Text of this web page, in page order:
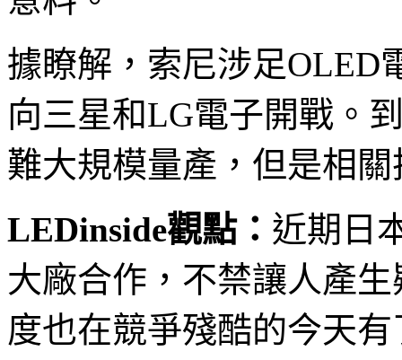
據瞭解，索尼涉足OLED
向三星和LG電子開戰。
難大規模量產，但是相
LEDinside觀點： 近期日
大廠合作，不禁讓人產
度也在競爭殘酷的今天